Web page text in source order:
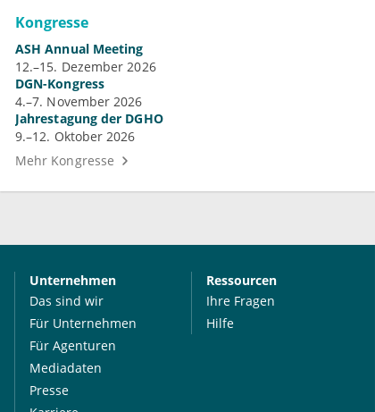
Kongresse
ASH Annual Meeting
12.–15. Dezember 2026
DGN-Kongress
4.–7. November 2026
Jahrestagung der DGHO
9.–12. Oktober 2026
Mehr Kongresse
Unternehmen
Das sind wir
Für Unternehmen
Für Agenturen
Mediadaten
Presse
Ressourcen
Ihre Fragen
Hilfe